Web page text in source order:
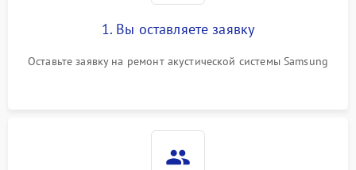
1. Вы оставляете заявку
Оставьте заявку на ремонт акустической системы Samsung